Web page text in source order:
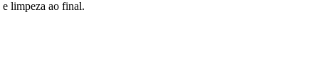
limpeza ao final.